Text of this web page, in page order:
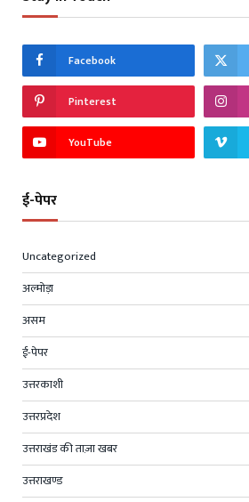
Facebook
Pinterest
YouTube
ई-पेपर
Uncategorized
अल्मोड़ा
असम
ई-पेपर
उत्तरकाशी
उत्तरप्रदेश
उत्तराखंड की ताज़ा खबर
उत्तराखण्ड